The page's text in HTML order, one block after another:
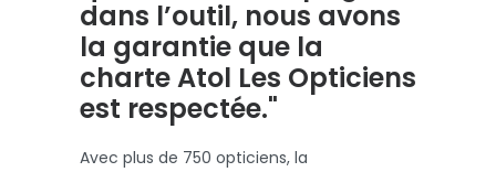
dans l’outil, nous avons
la garantie que la
charte Atol Les Opticiens
est respectée."
Avec plus de 750 opticiens, la